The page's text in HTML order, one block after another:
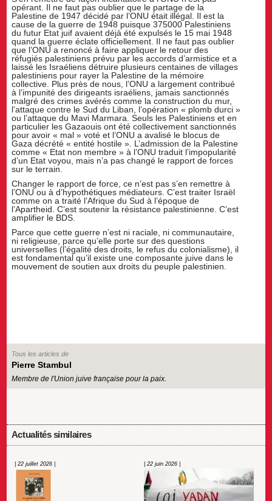
opérant. Il ne faut pas oublier que le partage de la
Palestine de 1947 décidé par l’ONU était illégal. Il est la
cause de la guerre de 1948 puisque 375000 Palestiniens
du futur Etat juif avaient déjà été expulsés le 15 mai 1948
quand la guerre éclate officiellement. Il ne faut pas oublier
que l’ONU a renoncé à faire appliquer le retour des
réfugiés palestiniens prévu par les accords d’armistice et a
laissé les Israéliens détruire plusieurs centaines de villages
palestiniens pour rayer la Palestine de la mémoire
collective. Plus près de nous, l’ONU a largement contribué
à l’impunité des dirigeants israéliens, jamais sanctionnés
malgré des crimes avérés comme la construction du mur,
l’attaque contre le Sud du Liban, l’opération « plomb durci »
ou l’attaque du Mavi Marmara. Seuls les Palestiniens et en
particulier les Gazaouis ont été collectivement sanctionnés
pour avoir « mal » voté et l’ONU a avalisé le blocus de
Gaza décrété « entité hostile ». L’admission de la Palestine
comme « Etat non membre » à l’ONU traduit l’impopularité
d’un Etat voyou, mais n’a pas changé le rapport de forces
sur le terrain.
Changer le rapport de force, ce n’est pas s’en remettre à
l’ONU ou à d’hypothétiques médiateurs. C’est traiter Israël
comme on a traité l’Afrique du Sud à l’époque de
l’Apartheid. C’est soutenir la résistance palestinienne. C’est
amplifier le BDS.
Parce que cette guerre n’est ni raciale, ni communautaire,
ni religieuse, parce qu’elle porte sur des questions
universelles (l’égalité des droits, le refus du colonialisme), il
est fondamental qu’il existe une composante juive dans le
mouvement de soutien aux droits du peuple palestinien.
Tous les articles de
Pierre Stambul
Membre de l'Union juive française pour la paix.
Actualités similaires
| 22 juillet 2026 | | 22 juin 2026 |